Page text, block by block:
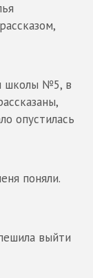
школы №5, в
опустилась
поняли.
выйти